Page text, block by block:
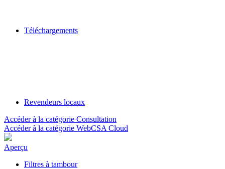
Téléchargements
Revendeurs locaux
Accéder à la catégorie Consultation
Accéder à la catégorie WebCSA Cloud
Aperçu
Filtres à tambour